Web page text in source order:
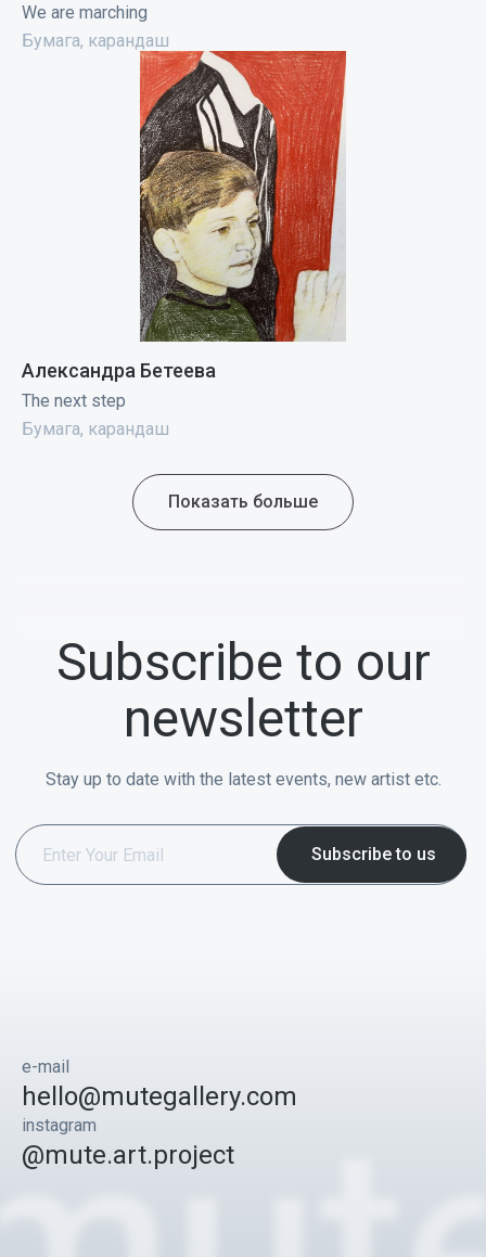
We are marching
Бумага, карандаш
Александра Бетеева
The next step
Бумага, карандаш
Показать больше
Subscribe to our
newsletter
Stay up to date with the latest events, new artist etc.
e-mail
hello@mutegallery.com
instagram
@mute.art.project